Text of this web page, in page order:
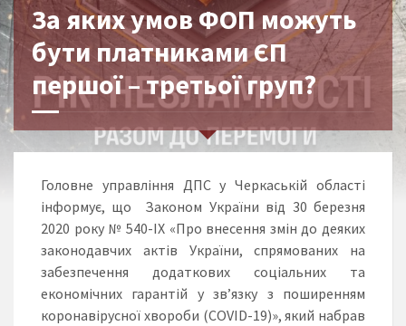
За яких умов ФОП можуть
бути платниками ЄП
першої – третьої груп?
Головне управління ДПС у Черкаській області
інформує, що Законом України від 30 березня
2020 року № 540-IX «Про внесення змін до деяких
законодавчих актів України, спрямованих на
забезпечення додаткових соціальних та
економічних гарантій у зв’язку з поширенням
коронавірусної хвороби (COVID-19)», який набрав